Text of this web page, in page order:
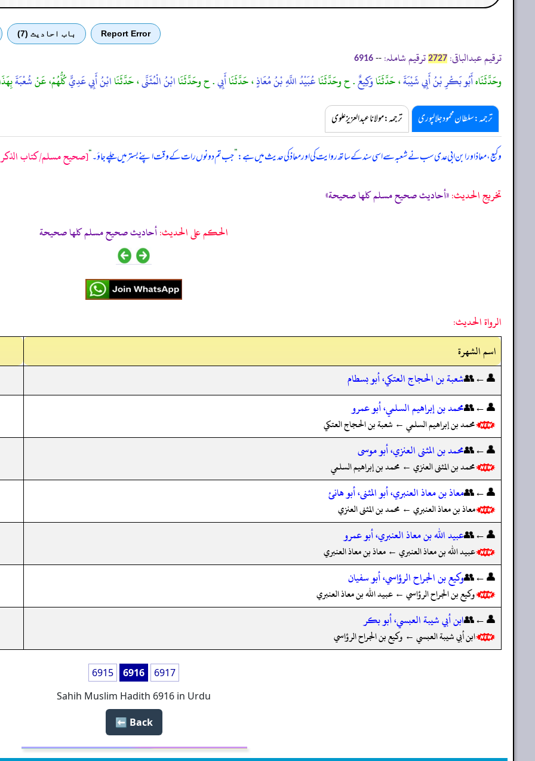
Report Error باب احادیث (7)
ترقیم عبدالباقی: 2727 ترقیم شاملہ: --
6916
وحَدَّثَنَاهأَبُو بَكْرِ بْنُ أَبِي شَيْبَةَ، حَدَّثَنَاوَكِيعٌ. ح وحَدَّثَنَاعُبَيْدُ اللَّهِ بْنُ مُعَاذٍ، حَدَّثَنَاأَبِي. ح وحَدَّثَنَاابْنُ الْمُثَنَّى، حَدَّثَنَاابْنُ أَبِي عَدِيٍّكُلُّهُمْ، عَنْشُعْبَةَ
ترجمہ:سلطان محمود جلالپوری ترجمہ:مولانا عبدالعزیز علوی
وکیع، معاذ اور ابن ابی عدی سب نے شعبہ سے اسی سند کے ساتھ روایت کی اور معاذ کی حدیث میں ہے:”جب تم دونوں رات کے وقت اپنے بستر میں چلے جاؤ۔“[صحيح مسلم/كتاب الذكر
تخریج الحدیث:«أحاديث صحيح مسلم كلها صحيحة»
الحكم على الحديث:أحاديث صحيح مسلم كلها صحيحة
الرواة الحديث:
اسم الشهرة
👤←👥شعبة بن الحجاج العتكي، أبو بسطام
👤←👥محمد بن إبراهيم السلمي، أبو عمرو
محمد بن إبراهيم السلمي ← شعبة بن الحجاج العتكي
👤←👥محمد بن المثنى العنزي، أبو موسى
محمد بن المثنى العنزي ← محمد بن إبراهيم السلمي
👤←👥معاذ بن معاذ العنبري، أبو المثنى، أبو هانئ
معاذ بن معاذ العنبري ← محمد بن المثنى العنزي
👤←👥عبيد الله بن معاذ العنبري، أبو عمرو
عبيد الله بن معاذ العنبري ← معاذ بن معاذ العنبري
👤←👥وكيع بن الجراح الرؤاسي، أبو سفيان
وكيع بن الجراح الرؤاسي ← عبيد الله بن معاذ العنبري
👤←👥ابن أبي شيبة العبسي، أبو بكر
ابن أبي شيبة العبسي ← وكيع بن الجراح الرؤاسي
6915 6916
6917
Sahih Muslim Hadith 6916 in Urdu
Back ⬅️